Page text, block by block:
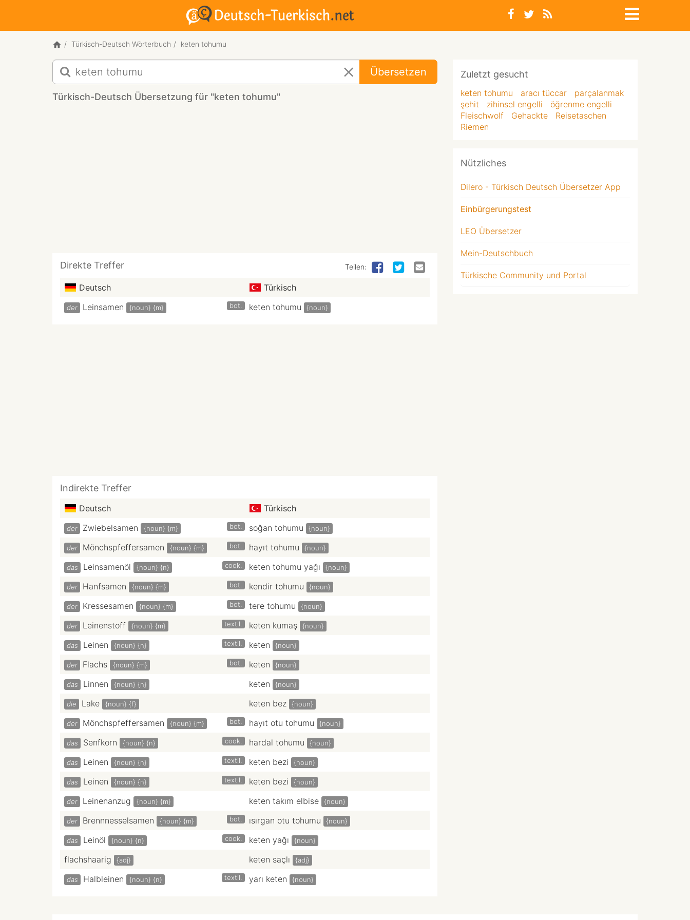
Türkisch-Deutsch Wörterbuch keten tohumu
Türkisch-
Deutsch
Übersetzung
für
Übersetzen
Türkisch-Deutsch Übersetzung für "keten tohumu"
Direkte Treffer Teilen:
Deutsch Türkisch
der Leinsamen {noun} {m} bot. keten tohumu {noun}
Indirekte Treffer
Deutsch Türkisch
der Zwiebelsamen {noun} {m} bot. soğan tohumu {noun}
der Mönchspfeffersamen {noun} {m} bot. hayıt tohumu {noun}
das Leinsamenöl {noun} {n} cook. keten tohumu yağı {noun}
der Hanfsamen {noun} {m} bot. kendir tohumu {noun}
der Kressesamen {noun} {m} bot. tere tohumu {noun}
der Leinenstoff {noun} {m} textil. keten kumaş {noun}
das Leinen {noun} {n} textil. keten {noun}
der Flachs {noun} {m} bot. keten {noun}
das Linnen {noun} {n} keten {noun}
die Lake {noun} {f} keten bez {noun}
der Mönchspfeffersamen {noun} {m} bot. hayıt otu tohumu {noun}
das Senfkorn {noun} {n} cook. hardal tohumu {noun}
das Leinen {noun} {n} textil. keten bezi {noun}
das Leinen {noun} {n} textil. keten bezi {noun}
der Leinenanzug {noun} {m} keten takım elbise {noun}
der Brennnesselsamen {noun} {m} bot. ısırgan otu tohumu {noun}
das Leinöl {noun} {n} cook. keten yağı {noun}
flachshaarig {adj} keten saçlı {adj}
das Halbleinen {noun} {n} textil. yarı keten {noun}
Zuletzt gesucht
keten tohumu aracı tüccar
parçalanmak
şehit
zihinsel engelli
öğrenme engelli
Fleischwolf
Gehackte
Reisetaschen
Riemen
Nützliches
Dilero - Türkisch Deutsch Übersetzer App
Einbürgerungstest
LEO Übersetzer
Mein-Deutschbuch
Türkische Community und Portal